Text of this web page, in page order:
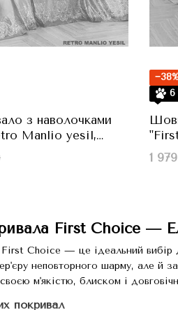
First Choice —
Choice — це ідеальний вибір
неповторного шарму, але й
м'якістю, блиском і
покривал
з наволочками
Manlio yesil,
6
1